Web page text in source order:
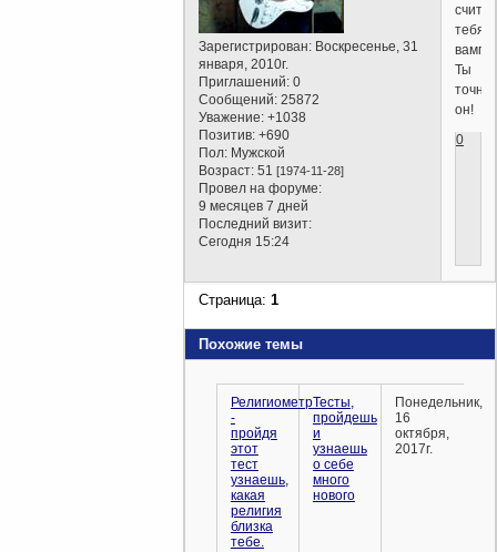
Зарегистрирован: Воскресенье, 31
января, 2010г.
Приглашений: 0
Сообщений: 25872
Уважение: +1038
Позитив: +690
Пол: Мужской
Возраст: 51[1974-11-28]
Провел на форуме:
9 месяцев 7 дней
Последний визит:
Сегодня 15:24
тебя
Ты
точно
он!
0
Страница:1
Похожие темы
Религиометр
-
пройдя
этот
тест
узнаешь,
какая
религия
близка
тебе.
Тесты,
пройдешь
и
узнаешь
о себе
много
нового
Понедельник,
16
октября,
2017г.